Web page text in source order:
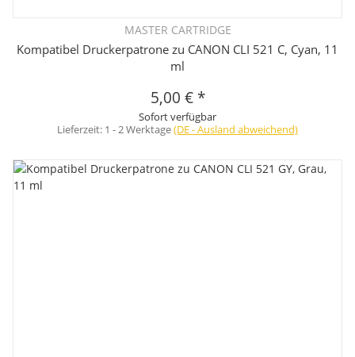
MASTER CARTRIDGE
Kompatibel Druckerpatrone zu CANON CLI 521 C, Cyan, 11
ml
5,00 € *
Sofort verfügbar
Lieferzeit: 1 - 2 Werktage(DE - Ausland abweichend)